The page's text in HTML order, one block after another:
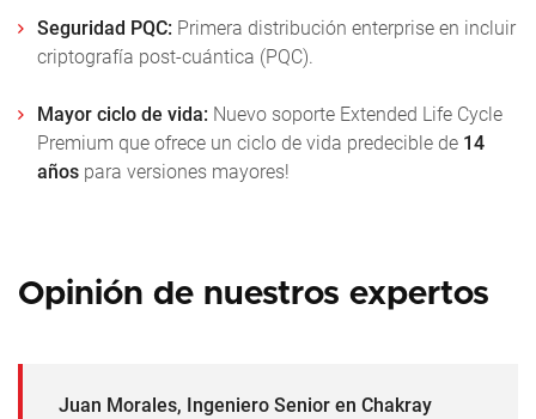
Seguridad PQC: Primera distribución enterprise en incluir
criptografía post-cuántica (PQC).
Mayor ciclo de vida: Nuevo soporte Extended Life Cycle
Premium que ofrece un ciclo de vida predecible de 14
años para versiones mayores!
Opinión de nuestros expertos
Juan Morales, Ingeniero Senior en Chakray